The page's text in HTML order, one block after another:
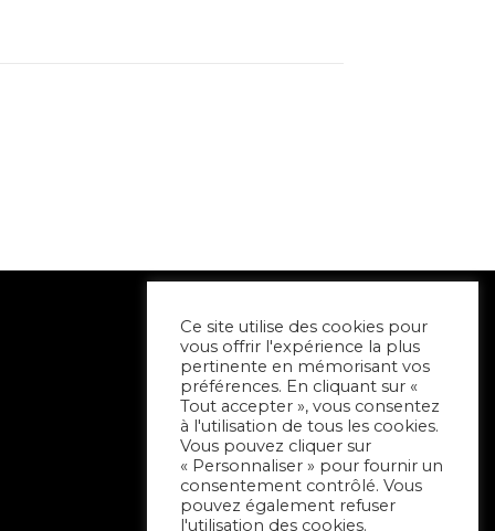
Ce site utilise des cookies pour
vous offrir l'expérience la plus
pertinente en mémorisant vos
préférences. En cliquant sur «
Tout accepter », vous consentez
à l'utilisation de tous les cookies.
Vous pouvez cliquer sur
« Personnaliser » pour fournir un
consentement contrôlé. Vous
pouvez également refuser
l'utilisation des cookies.